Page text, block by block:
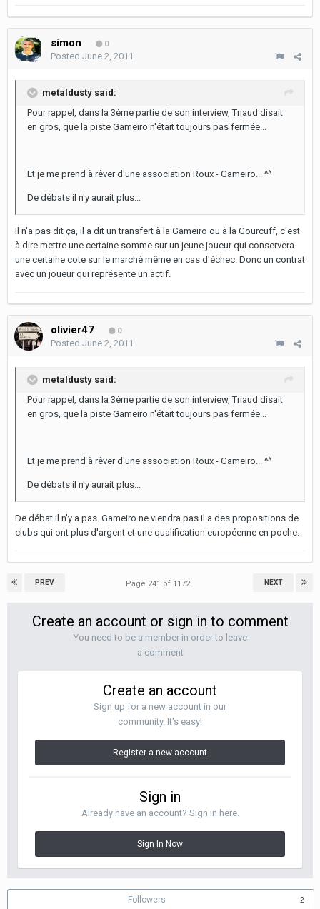
simon 0
Posted June 2, 2011
metaldusty said:
Pour rappel, dans la 3ème partie de son interview, Triaud disait
en gros, que la piste Gameiro n'était toujours pas fermée...
Et je me prend à rêver d'une association Roux - Gameiro... ^^
De débats il n'y aurait plus...
Il n'a pas dit ça, il a dit un transfert à la Gameiro ou à la Gourcuff, c'est
à dire mettre une certaine somme sur un jeune joueur qui conservera
une certaine cote sur le marché même en cas d'échec. Donc un contrat
avec un joueur qui représente un actif.
olivier47 0
Posted June 2, 2011
metaldusty said:
Pour rappel, dans la 3ème partie de son interview, Triaud disait
en gros, que la piste Gameiro n'était toujours pas fermée...
Et je me prend à rêver d'une association Roux - Gameiro... ^^
De débats il n'y aurait plus...
De débat il n'y a pas. Gameiro ne viendra pas il a des propositions de
clubs qui ont plus d'argent et une qualification européenne en poche.
PREV NEXT
Page 241 of 1172
Create an account or sign in to comment
You need to be a member in order to leave
a comment
Create an account
Sign up for a new account in our
community. It's easy!
Register a new account
Sign in
Already have an account? Sign in here.
Sign In Now
Followers 2